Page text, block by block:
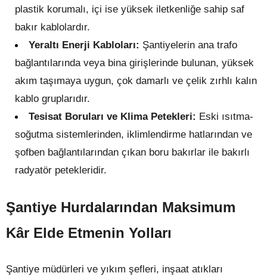
plastik korumalı, içi ise yüksek iletkenliğe sahip saf
bakır kablolardır.
Yeraltı Enerji Kabloları: Şantiyelerin ana trafo
bağlantılarında veya bina girişlerinde bulunan, yüksek
akım taşımaya uygun, çok damarlı ve çelik zırhlı kalın
kablo gruplarıdır.
Tesisat Boruları ve Klima Petekleri: Eski ısıtma-
soğutma sistemlerinden, iklimlendirme hatlarından ve
şofben bağlantılarından çıkan boru bakırlar ile bakırlı
radyatör petekleridir.
Şantiye Hurdalarından Maksimum
Kâr Elde Etmenin Yolları
Şantiye müdürleri ve yıkım şefleri, inşaat atıkları